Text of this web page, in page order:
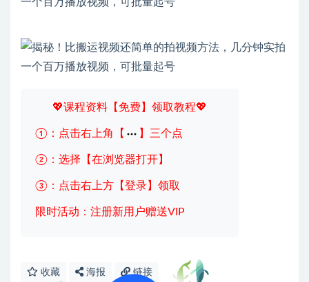
💖课程资料【免费】领取教程💖
①：点击右上角【 】三个点
②：选择【在浏览器打开】
③：点击右上方【登录】领取
限时活动：注册新用户赠送VIP
收藏 海报 链接